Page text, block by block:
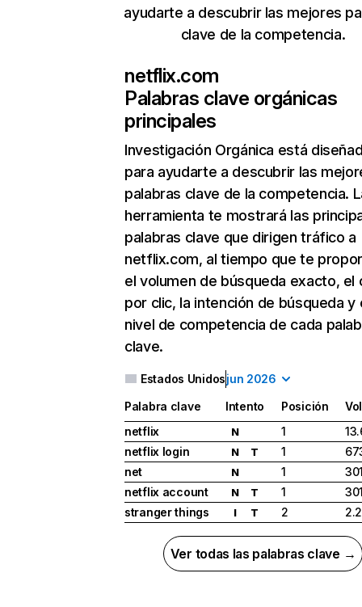
ayudarte a descubrir las mejores
clave de la competencia.
netflix.com
Palabras clave orgánicas
principales
Investigación Orgánica está
para ayudarte a descubrir las
palabras clave de la competencia.
herramienta te mostrará las
palabras clave que dirigen tráfico a
netflix.com, al tiempo que te
el volumen de búsqueda exacto, el
por clic, la intención de búsqueda y
nivel de competencia de cada
clave.
Estados Unidosjun 2026
Palabra clave Intento Posición
netflix
N 1
netflix login
N T 1
net
N 1
netflix account
N T 1
stranger things
I T 2
Ver todas las palabras clave →